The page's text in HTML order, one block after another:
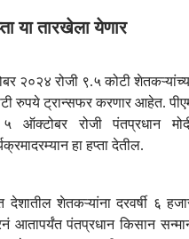
या तारखेला येणार
२०२४ रोजी ९.५ कोटी
रुपये ट्रान्सफर करणार आहेत.
ऑक्टोबर रोजी पंतप्रधान
हा हप्ता देतील.
देशातील शेतकऱ्यांना दरवर्षी ६
आतापर्यंत पंतप्रधान किसान